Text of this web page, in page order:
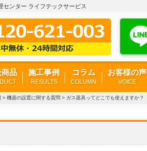
センター ライフテックサービス
品 施工事例
RESULTS
コラム
COLUMN
お客様の声
VOICE
> 機器の設置に関する質問 > ガス器具ってどこでも使えますか？